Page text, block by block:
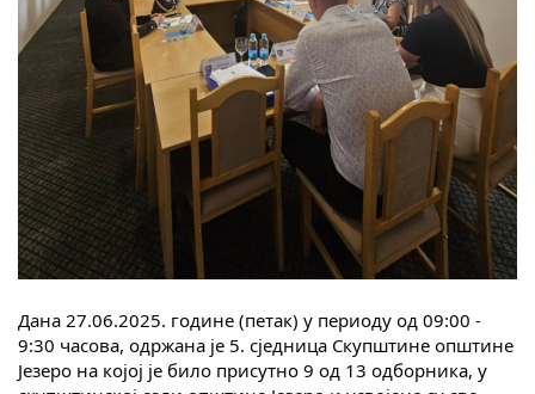
Скупштинско вијеће општине језеро
Састав Скупштине
Службени Гласници
ОПШТИНСКА УПРАВА
Вијести
Активности
Јавни позиви
Дана 27.06.2025. године (петак) у периоду од 09:00 -
9:30 часова, одржана је 5. сједница Скупштине општине
Језеро на којој је било присутно 9 од 13 одборника, у